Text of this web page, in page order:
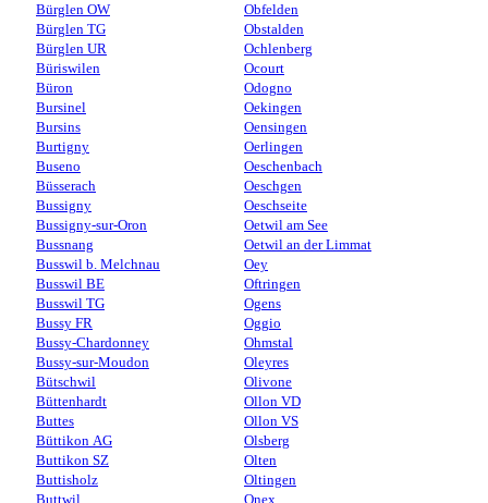
Bürglen OW
Bürglen TG
Bürglen UR
Büriswilen
Büron
Bursinel
Bursins
Burtigny
Buseno
Büsserach
Bussigny
Bussigny-sur-Oron
Bussnang
Busswil b. Melchnau
Busswil BE
Busswil TG
Bussy FR
Bussy-Chardonney
Bussy-sur-Moudon
Bütschwil
Büttenhardt
Buttes
Büttikon AG
Buttikon SZ
Buttisholz
Buttwil
Obfelden
Obstalden
Ochlenberg
Ocourt
Odogno
Oekingen
Oensingen
Oerlingen
Oeschenbach
Oeschgen
Oeschseite
Oetwil am See
Oetwil an der Limmat
Oey
Oftringen
Ogens
Oggio
Ohmstal
Oleyres
Olivone
Ollon VD
Ollon VS
Olsberg
Olten
Oltingen
Onex